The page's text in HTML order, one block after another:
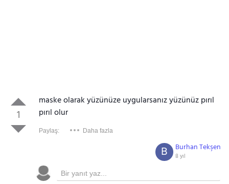
1
maske olarak yüzünüze uygularsanız yüzünüz pırıl
pırıl olur
Paylaş: Daha fazla
Burhan Tekşen
8 yıl
B